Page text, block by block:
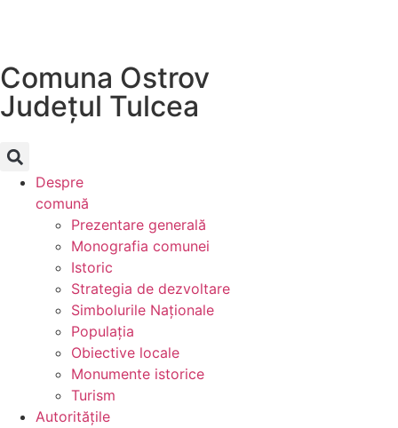
Comuna Ostrov
Județul Tulcea
Despre
comună
Prezentare generală
Monografia comunei
Istoric
Strategia de dezvoltare
Simbolurile Naționale
Populația
Obiective locale
Monumente istorice
Turism
Autoritățile